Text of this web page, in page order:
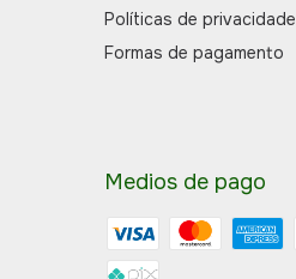
Políticas de privacidade
Formas de pagamento
Medios de pago